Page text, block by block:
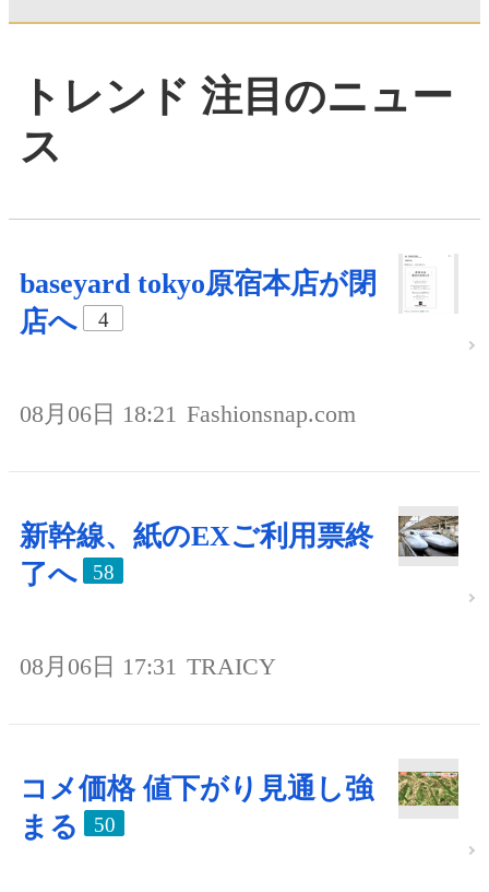
トレンド 注目のニュー
ス
baseyard tokyo原宿本店が閉
店へ
4
08月06日 18:21 Fashionsnap.com
新幹線、紙のEXご利用票終
了へ
58
08月06日 17:31 TRAICY
コメ価格 値下がり見通し強
まる
50